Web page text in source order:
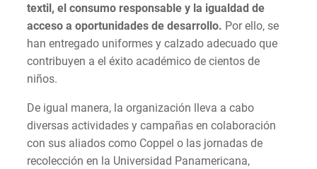
textil, el consumo responsable y la igualdad de
acceso a oportunidades de desarrollo. Por ello, se
han entregado uniformes y calzado adecuado que
contribuyen a el éxito académico de cientos de
niños.
De igual manera, la organización lleva a cabo
diversas actividades y campañas en colaboración
con sus aliados como Coppel o las jornadas de
recolección en la Universidad Panamericana,